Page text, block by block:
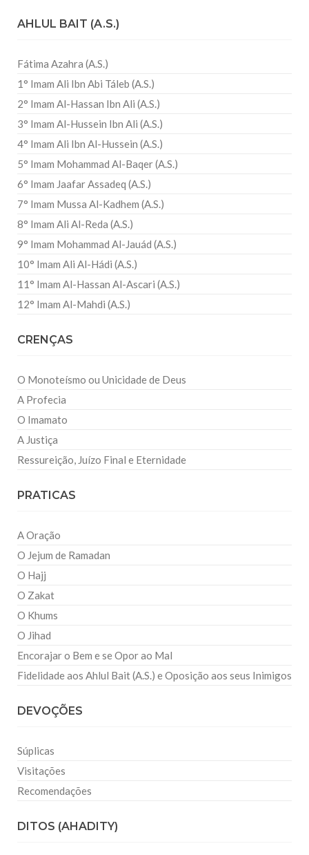
AHLUL BAIT (A.S.)
Fátima Azahra (A.S.)
1° Imam Ali Ibn Abi Táleb (A.S.)
2° Imam Al-Hassan Ibn Ali (A.S.)
3° Imam Al-Hussein Ibn Ali (A.S.)
4° Imam Ali Ibn Al-Hussein (A.S.)
5° Imam Mohammad Al-Baqer (A.S.)
6° Imam Jaafar Assadeq (A.S.)
7° Imam Mussa Al-Kadhem (A.S.)
8° Imam Ali Al-Reda (A.S.)
9° Imam Mohammad Al-Jauád (A.S.)
10° Imam Ali Al-Hádi (A.S.)
11° Imam Al-Hassan Al-Ascari (A.S.)
12° Imam Al-Mahdi (A.S.)
CRENÇAS
O Monoteísmo ou Unicidade de Deus
A Profecia
O Imamato
A Justiça
Ressureição, Juízo Final e Eternidade
PRATICAS
A Oração
O Jejum de Ramadan
O Hajj
O Zakat
O Khums
O Jihad
Encorajar o Bem e se Opor ao Mal
Fidelidade aos Ahlul Bait (A.S.) e Oposição aos seus Inimigos
DEVOÇÕES
Súplicas
Visitações
Recomendações
DITOS (AHADITY)